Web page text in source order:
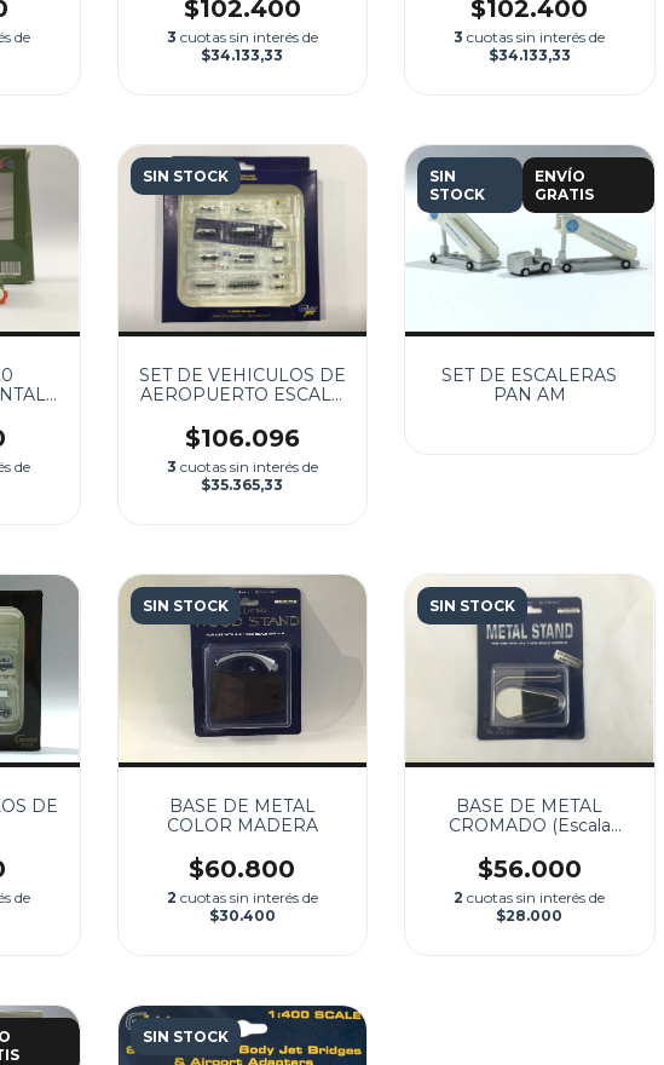
de
$102.400
3 cuotas sin interés de
$34.133,33
$102.400
3 cuotas sin interés de
$34.133,33
de
SIN STOCK
SET DE VEHICULOS DE
AEROPUERTO ESCALA
$106.096
3 cuotas sin interés de
$35.365,33
SIN
STOCK
ENVÍO
GRATIS
SET DE ESCALERAS
PAN AM
DE
de
SIN STOCK
BASE DE METAL
COLOR MADERA
$60.800
2 cuotas sin interés de
$30.400
SIN STOCK
BASE DE METAL
CROMADO (Escala
$56.000
2 cuotas sin interés de
$28.000
SIN STOCK